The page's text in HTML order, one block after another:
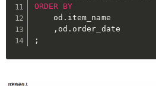
ORDER BY
	od
. item_name
, od .
;